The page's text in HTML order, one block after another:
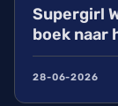
Supergirl
boek naar
28-06-2026